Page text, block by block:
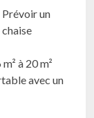
Prévoir un
à 20 m²
avec un